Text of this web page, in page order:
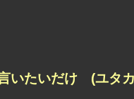
言いたいだけ (ユタ